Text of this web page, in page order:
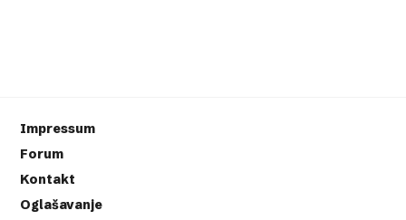
Impressum
Forum
Kontakt
Oglašavanje